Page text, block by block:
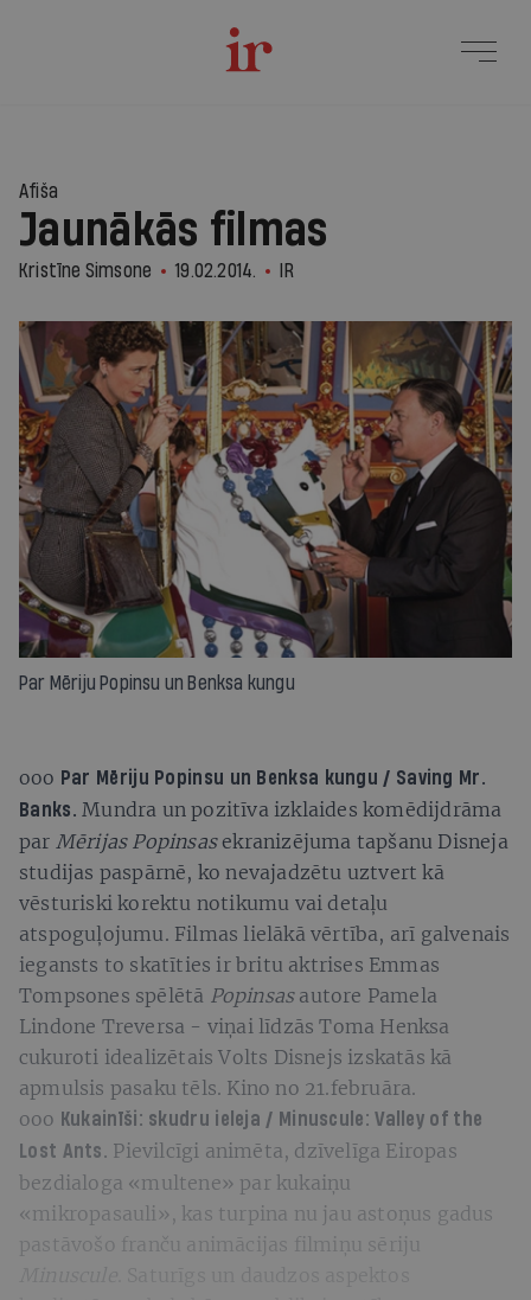
Afiša
Jaunākās filmas
Kristīne Simsone 19.02.2014. IR
Par Mēriju Popinsu un Benksa kungu
ooo Par Mēriju Popinsu un Benksa kungu / Saving Mr.
Banks. Mundra un pozitīva izklaides komēdijdrāma
par Mērijas Popinsasekranizējuma tapšanu Disneja
studijas paspārnē, ko nevajadzētu uztvert kā
vēsturiski korektu notikumu vai detaļu
atspoguļojumu. Filmas lielākā vērtība, arī galvenais
iegansts to skatīties ir britu aktrises Emmas
Tompsones spēlētā Popinsasautore Pamela
Lindone Treversa - viņai līdzās Toma Henksa
cukuroti idealizētais Volts Disnejs izskatās kā
apmulsis pasaku tēls. Kino no 21.februāra.
ooo Kukainīši: skudru ieleja / Minuscule: Valley of the
Lost Ants. Pievilcīgi animēta, dzīvelīga Eiropas
bezdialoga «multene» par kukaiņu
«mikropasauli», kas turpina nu jau astoņus gadus
pastāvošo franču animācijas filmiņu sēriju